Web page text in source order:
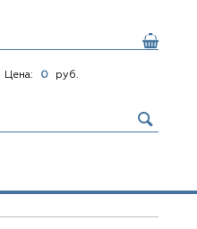
Цена: 0 руб.